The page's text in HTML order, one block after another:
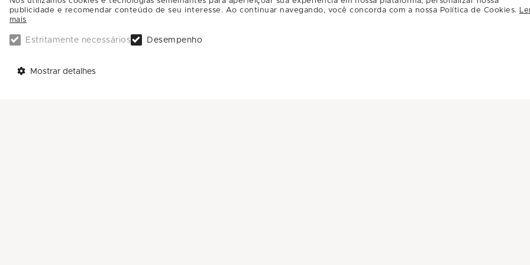
jogador ao paredão, imunizar alguém e até ser contemplado com um benefício na competição.
publicidade e recomendar conteúdo de seu interesse. Ao continuar navegando, você concorda com a nossa Política de Cookies.
mais
Estritamente necessários Desempenho
Mostrar detalhes